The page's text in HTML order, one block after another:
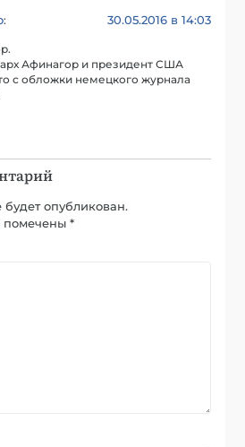
: 30.05.2016 в 14:03
опубликован.
помечены*